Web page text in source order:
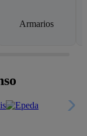
Armarios